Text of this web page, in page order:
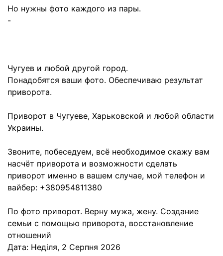
Но нужны фото каждого из пары.
-
Чугуев и любой другой город.
Понадобятся ваши фото. Обеспечиваю результат
приворота.
Приворот в Чугуеве, Харьковской и любой области
Украины.
Звоните, побеседуем, всё необходимое скажу вам
насчёт приворота и возможности сделать
приворот именно в вашем случае, мой телефон и
вайбер: +380954811380
По фото приворот. Верну мужа, жену. Создание
семьи с помощью приворота, восстановление
отношений
Дата: Неділя, 2 Серпня 2026